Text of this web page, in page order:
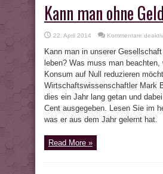
Kann man ohne
22. April 2014 Kommentare
Kann man in unserer
leben? Was muss man beachten,
Konsum auf Null reduzieren
Wirtschaftswissenschaftler Mark
dies ein Jahr lang getan und
Cent ausgegeben. Lesen Sie im
was er aus dem Jahr gelernt hat.
Read More »